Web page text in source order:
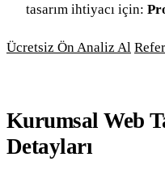
tasarım ihtiyacı için:
Ücretsiz Ön Analiz Al
Kurumsal Web
Detayları